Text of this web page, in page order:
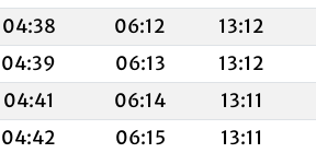
04:38 06:12 13:12
04:39 06:13 13:12
04:41 06:14 13:11
04:42 06:15 13:11